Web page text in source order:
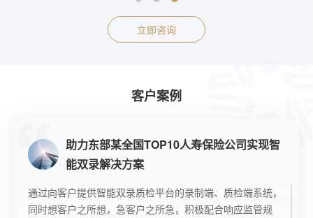
立即咨询
客户案例
助力东部某全国TOP10人寿保险公司实现智
能双录解决方案
通过向客户提供智能双录质检平台的录制端、质检端系统，
同时想客户之所想，急客户之所急，积极配合响应监管规